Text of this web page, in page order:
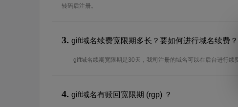
转码后注册。
3. gift域名续费宽限期多长？要如何进行域名续费？
gift域名续期宽限期是30天，我司注册的域名可以在后台进行续
4. gift域名有赎回宽限期 (rgp) ？